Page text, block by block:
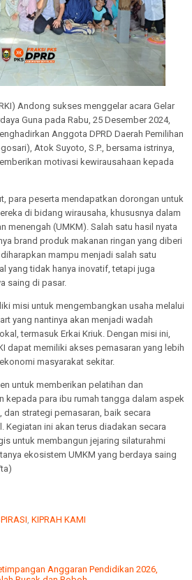
Andong sukses menggelar acara Gelar
Guna pada Rabu, 25 Desember 2024,
Anggota DPRD Daerah Pemilihan
Atok Suyoto, S.P., bersama istrinya,
motivasi kewirausahaan kepada
para peserta mendapatkan dorongan untuk
di bidang wirausaha, khususnya dalam
menengah (UMKM). Salah satu hasil nyata
brand produk makanan ringan yang diberi
mampu menjadi salah satu
yang tidak hanya inovatif, tetapi juga
saing di pasar.
misi untuk mengembangkan usaha melalui
yang nantinya akan menjadi wadah
termasuk Erkai Kriuk. Dengan misi ini,
dapat memiliki akses pemasaran yang lebih
masyarakat sekitar.
untuk memberikan pelatihan dan
kepada para ibu rumah tangga dalam aspek
dan strategi pemasaran, baik secara
Kegiatan ini akan terus diadakan secara
untuk membangun jejaring silaturahmi
ekosistem UMKM yang berdaya saing
KIPRAH KAMI
Anggaran Pendidikan 2026,